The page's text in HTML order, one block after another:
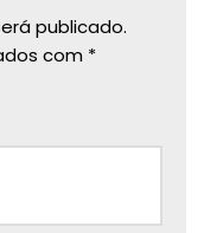
publicado.
com *